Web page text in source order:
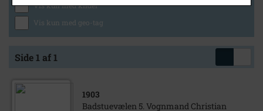
Vis kun med kilder
Vis kun med geo-tag
Side 1 af 1
1903
Badstuevælen 5. Vognmand Christian